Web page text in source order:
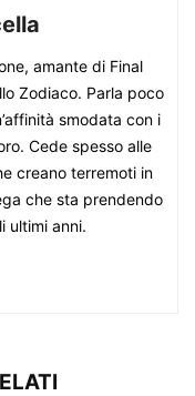
amante di Final
Zodiaco. Parla poco
smodata con i
Cede spesso alle
creano terremoti in
che sta prendendo
ultimi anni.